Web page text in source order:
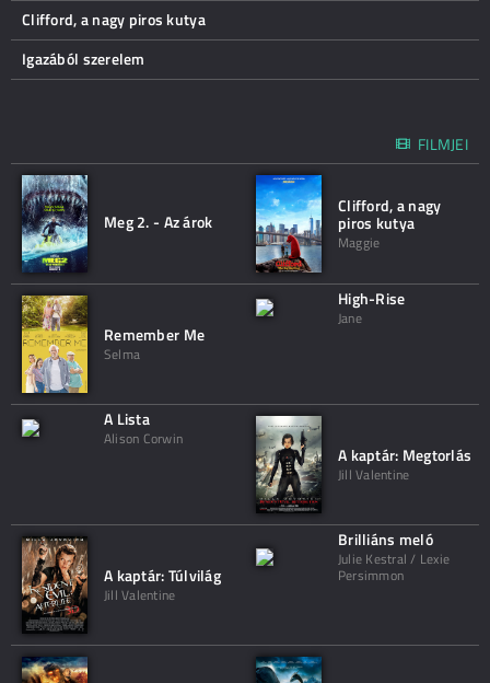
Clifford, a nagy piros kutya
Igazából szerelem
FILMJEI
Meg 2. - Az árok
Clifford, a nagy
piros kutya
Maggie
Remember Me
Selma
High-Rise
Jane
A Lista
Alison Corwin
A kaptár: Megtorlás
Jill Valentine
A kaptár: Túlvilág
Jill Valentine
Brilliáns meló
Julie Kestral / Lexie
Persimmon